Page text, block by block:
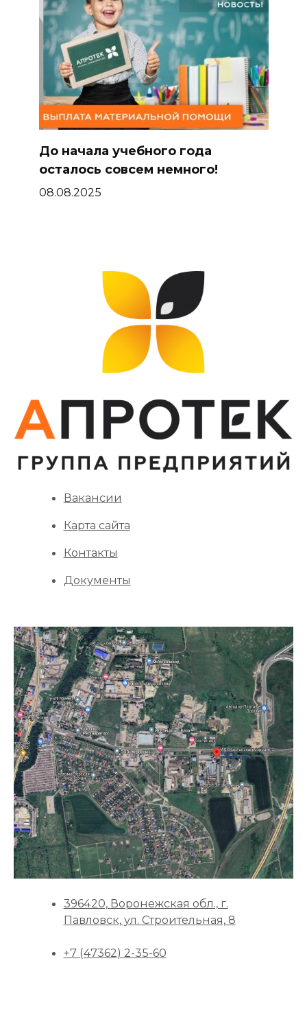
До начала учебного года
осталось совсем немного!
08.08.2025
Вакансии
Карта сайта
Контакты
Документы
396420, Воронежская обл., г.
Павловск, ул. Строительная, 8
+7 (47362) 2-35-60